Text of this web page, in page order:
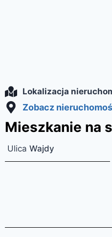
Lokalizacja
Zobacz
Mieszkanie na
Ulica Wajdy